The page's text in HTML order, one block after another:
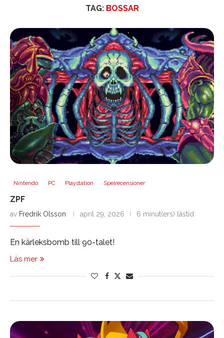
TAG: BOSSAR
Nintendo PC Playstation Spelrecensioner
ZPF
av Fredrik Olsson april 29, 2026 6 minut(ers) lästid
En kärleksbomb till 90-talet!
Läs mer